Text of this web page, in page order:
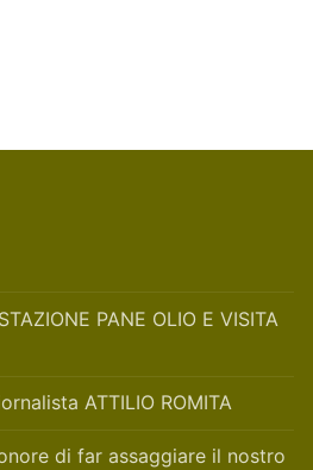
PANE OLIO E VISITA
ATTILIO ROMITA
di far assaggiare il nostro